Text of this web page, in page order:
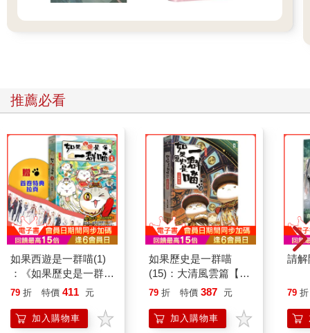
因為，原本連自己的心意都無法好好以口頭表達出來的她，終於
變得能夠主動採取行動了。
時值冬季早晨，天空宛如帶著白色泡沫捲來的浪濤那樣逐漸變得
明亮。美世獨自一人走在前往帝國軍本部的路上。冰冷的空氣讓
她呼出的氣息變得一片白茫茫。
路上的行人數量少得令人吃驚，大概是偶爾會跟一、兩個人擦肩
而過的程度。雖說現在是一大清早，但這是美世初次目睹帝都街
頭如此冷清的光景。
彷彿整座城市都屏息躲起來似的。
異能心教的作為，讓異形的存在於世間曝光。不安的氛圍緩緩擴
散開來，在不知不覺中侵蝕人們的心。被白雪掩埋的路面，也讓
步行者走起來更加吃力。
美世能理解人們不願外出走動的心情，但眼前這片寂靜實在顯得
太不自然。
關於甘水在帝國軍本部和宮殿發動政變一事，一般的帝國人民應
該還不知情；不過，某種巨大的變化出現──像這樣隱約帶著肅殺
之氣的氛圍，老百姓或許也感受到了。
「呼……」
推薦必看
如果西遊是一群喵(1)
：《如果歷史是一群
喵》作者最新力作，附
79 折 特價 411 元
加入購物車
如果歷史是一群喵
(15)：大清風雲篇【萌
貓漫畫學歷史】
79 折 特價 387 元
加入購物車
請解
79 折